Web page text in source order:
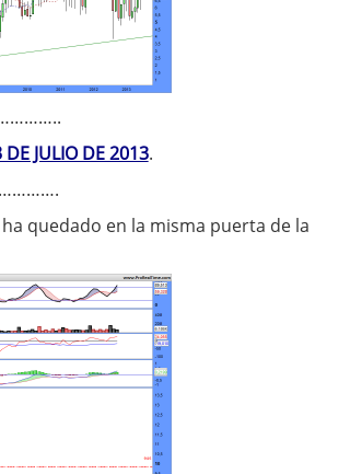
JULIO DE 2013.
quedado en la misma puerta de la